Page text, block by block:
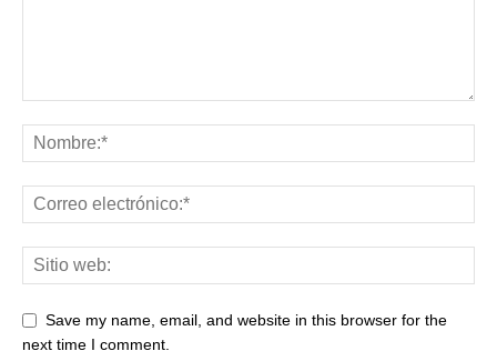
Save my name, email, and website in this browser for the
next time I comment.